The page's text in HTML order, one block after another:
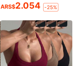
ARS$2.054 -25%